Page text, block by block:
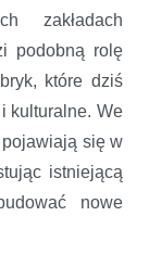
zakładach
podobną rolę
które dziś
kulturalne. We
pojawiają się w
istniejącą
nowe